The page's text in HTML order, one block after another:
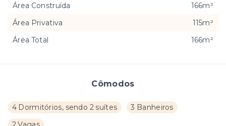
Cômodos
4 Dormitórios, sendo 2 suítes
3 Banheiros
Área Construída
166m²
Área Privativa
115m²
Área Total
166m²